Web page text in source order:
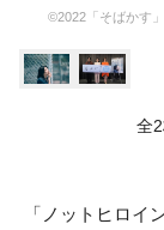
©︎2022「そばかす
全
「ノットヒロイ